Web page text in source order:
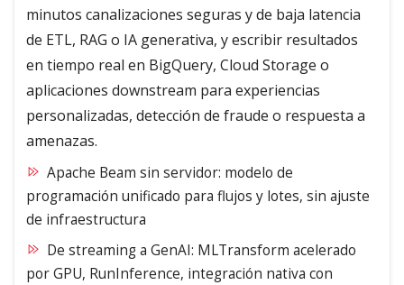
minutos canalizaciones seguras y de baja latencia
de ETL, RAG o IA generativa, y escribir resultados
en tiempo real en BigQuery, Cloud Storage o
aplicaciones downstream para experiencias
personalizadas, detección de fraude o respuesta a
amenazas.
Apache Beam sin servidor: modelo de
programación unificado para flujos y lotes, sin ajuste
de infraestructura
De streaming a GenAI: MLTransform acelerado
por GPU, RunInference, integración nativa con